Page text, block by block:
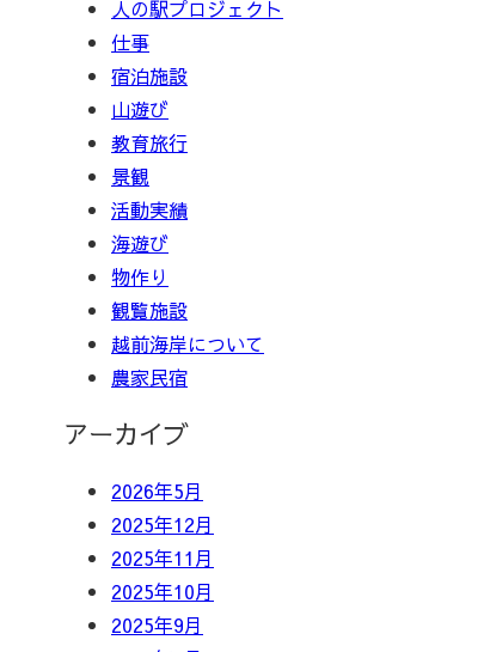
人の駅プロジェクト
仕事
宿泊施設
山遊び
教育旅行
景観
活動実績
海遊び
物作り
観覧施設
越前海岸について
農家民宿
アーカイブ
2026年5月
2025年12月
2025年11月
2025年10月
2025年9月